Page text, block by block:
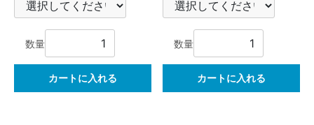
数量
カートに入れる
数量
カートに入れる